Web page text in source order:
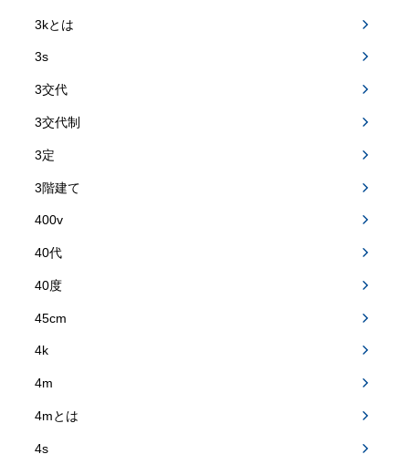
3kとは
3s
3交代
3交代制
3定
3階建て
400v
40代
40度
45cm
4k
4m
4mとは
4s